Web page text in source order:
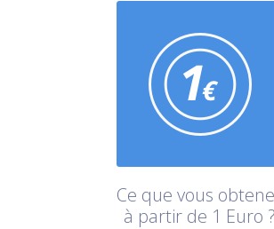
Ce que vous
à partir de 1 Euro ?